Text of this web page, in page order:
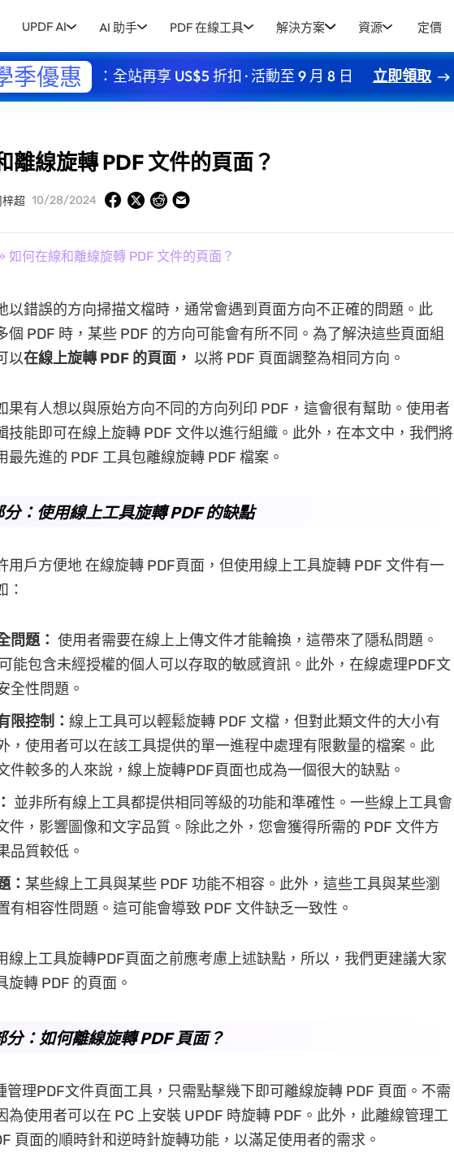
UPDF AI AI 助手 PDF 在線工具 解決方案 資源 定價
季優惠 ：全站再享 US$5 折扣 · 活動至 9 月 8 日 立即領取
離線旋轉 PDF 文件的頁面？
梓超 10/28/2024
如何在線和離線旋轉 PDF 文件的頁面？
以錯誤的方向掃描文檔時，通常會遇到頁面方向不正確的問題。此
個 PDF 時，某些 PDF 的方向可能會有所不同。為了解決這些頁面組
以在線上旋轉 PDF 的頁面， 以將 PDF 頁面調整為相同方向。
果有人想以與原始方向不同的方向列印 PDF，這會很有幫助。使用者
技能即可在線上旋轉 PDF 文件以進行組織。此外，在本文中，我們將
最先進的 PDF 工具包離線旋轉 PDF 檔案。
分：使用線上工具旋轉 PDF 的缺點
用戶方便地 在線旋轉 PDF頁面，但使用線上工具旋轉 PDF 文件有一
：
問題： 使用者需要在線上上傳文件才能輪換，這帶來了隱私問題。
能包含未經授權的個人可以存取的敏感資訊。此外，在線處理PDF文
全性問題。
限控制： 線上工具可以輕鬆旋轉 PDF 文檔，但對此類文件的大小有
，使用者可以在該工具提供的單一進程中處理有限數量的檔案。此
件較多的人來說，線上旋轉PDF頁面也成為一個很大的缺點。
並非所有線上工具都提供相同等級的功能和準確性。一些線上工具會
件，影響圖像和文字品質。除此之外，您會獲得所需的 PDF 文件方
品質較低。
： 某些線上工具與某些 PDF 功能不相容。此外，這些工具與某些瀏
有相容性問題。這可能會導致 PDF 文件缺乏一致性。
線上工具旋轉PDF頁面之前應考慮上述缺點，所以，我們更建議大家
旋轉 PDF 的頁面。
分：如何離線旋轉 PDF 頁面？
管理PDF文件頁面工具，只需點擊幾下即可離線旋轉 PDF 頁面。不需
為使用者可以在 PC 上安裝 UPDF 時旋轉 PDF。此外，此離線管理工
頁面的順時針和逆時針旋轉功能，以滿足使用者的需求。